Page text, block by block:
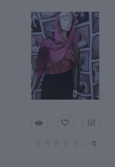
0